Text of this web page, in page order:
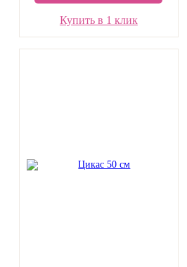
Купить в 1 клик